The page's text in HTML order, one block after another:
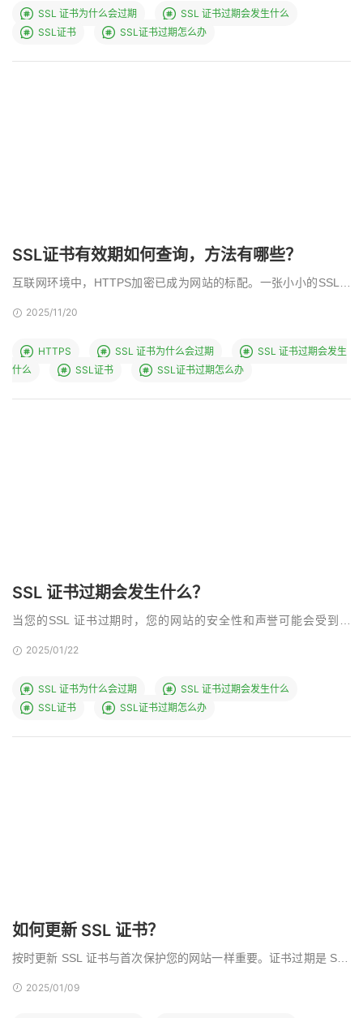
SSL 证书为什么会过期
SSL 证书过期会发生什么
SSL证书
SSL证书过期怎么办
SSL证书有效期如何查询，方法有哪些？
互联网环境中，HTTPS加密已成为网站的标配。一张小小的SSL证
2025/11/20
HTTPS SSL 证书为什么会过期
SSL 证书过期会发生
什么
SSL证书 SSL证书过期怎么办
SSL 证书过期会发生什么？
当您的SSL 证书过期时，您的网站的安全性和声誉可能会受到威
2025/01/22
SSL 证书为什么会过期
SSL 证书过期会发生什么
SSL证书
SSL证书过期怎么办
如何更新 SSL 证书？
按时更新 SSL 证书与首次保护您的网站一样重要。证书过期是 SSL
2025/01/09